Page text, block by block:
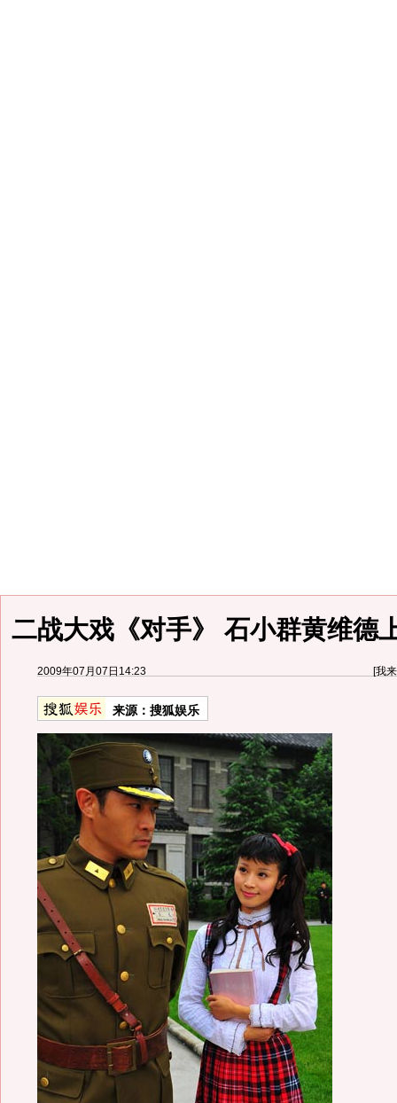
二战大戏《对手》 石小群黄维德
2009年07月07日14:23 [我
来源： 搜狐娱乐